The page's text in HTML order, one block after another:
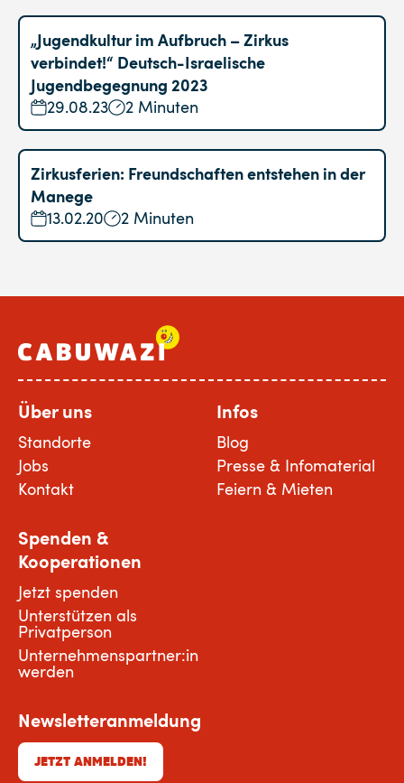
„Jugendkultur im Aufbruch – Zirkus
verbindet!“ Deutsch-Israelische
Jugendbegegnung 2023
29.08.23 2 Minuten
Zirkusferien: Freundschaften entstehen in der
Manege
13.02.20 2 Minuten
Über uns
Standorte
Jobs
Kontakt
Infos
Blog
Presse & Infomaterial
Feiern & Mieten
Spenden &
Kooperationen
Jetzt spenden
Unterstützen als
Privatperson
Unternehmenspartner:in
werden
Newsletteranmeldung
JETZT ANMELDEN!